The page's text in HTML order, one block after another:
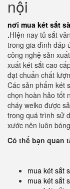
nội
nơi mua két sắt
.HIện nay tủ sắt
trong gia đình đáp
công nghệ sản
xuất két sắt cao
đạt chuẩn chất
Các sản phẩm két
chọn hoàn hảo tốt
cháy welko được
trong quá trình sử
xước nên luôn
Có thể bạn quan
mua két sắt
mua két sắt